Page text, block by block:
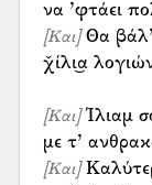
[Και]Θα βάλ’
χ̌ίλι͜α
[Και]Ίλιαμ
[Και]